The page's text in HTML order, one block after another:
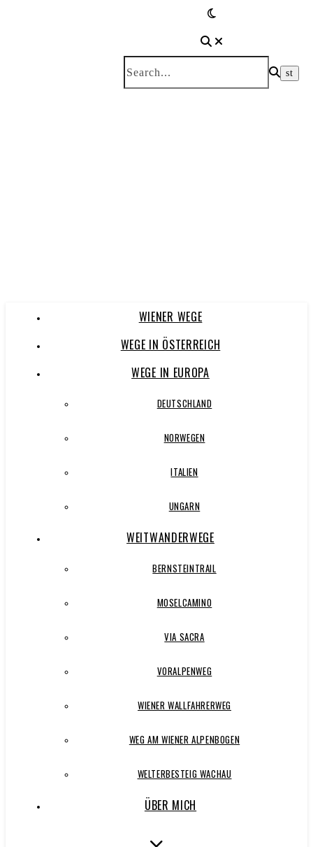
WIENER WEGE
WEGE IN ÖSTERREICH
WEGE IN EUROPA
DEUTSCHLAND
NORWEGEN
ITALIEN
UNGARN
WEITWANDERWEGE
BERNSTEINTRAIL
MOSELCAMINO
VIA SACRA
VORALPENWEG
WIENER WALLFAHRERWEG
WEG AM WIENER ALPENBOGEN
WELTERBESTEIG WACHAU
ÜBER MICH